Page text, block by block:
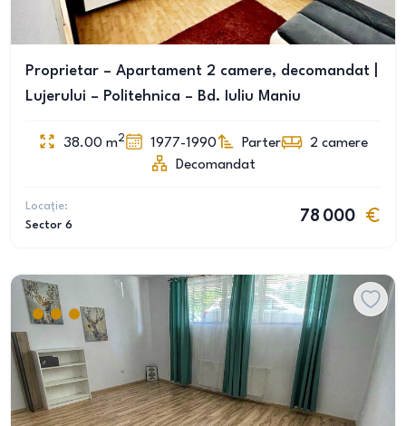
Proprietar – Apartament 2 camere, decomandat |
Lujerului – Politehnica – Bd. Iuliu Maniu
38.00 m2 1977-1990 Parter 2 camere
Decomandat
Locație:
Sector 6
78 000